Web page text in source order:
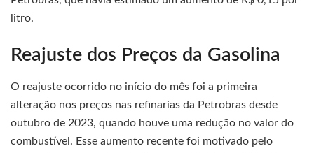
litro.
Reajuste dos Preços da Gasolina
O reajuste ocorrido no início do mês foi a primeira
alteração nos preços nas refinarias da Petrobras desde
outubro de 2023, quando houve uma redução no valor do
combustível. Esse aumento recente foi motivado pelo